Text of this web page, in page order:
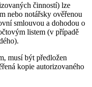
činností) lze
nebo notářsky ověřenou
smlouvou a dohodou o
listem (v případě
musí být předložen
kopie autorizovaného